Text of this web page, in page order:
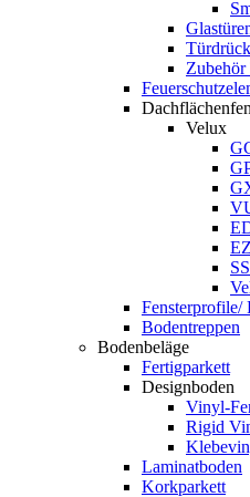
Zubehör
Velux
Fensterprofile/
Bodentreppen
Bodenbeläge
Fertigparkett
Designboden
Vinyl-
Rigid
Laminatboden
Korkparkett